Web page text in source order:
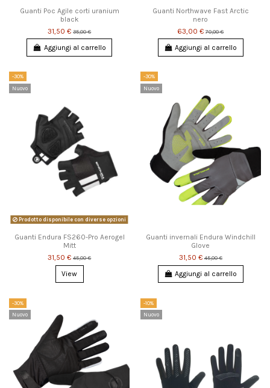
Guanti Poc Agile corti uranium
black
31,50 € 35,00 €
Aggiungi al carrello
Guanti Northwave Fast Arctic
nero
63,00 € 70,00 €
Aggiungi al carrello
-30%
Nuovo
Prodotto disponibile con diverse opzioni
Guanti Endura FS260-Pro Aerogel
Mitt
31,50 € 45,00 €
View
-30%
Nuovo
Guanti invernali Endura Windchill
Glove
31,50 € 45,00 €
Aggiungi al carrello
-30%
Nuovo
-10%
Nuovo